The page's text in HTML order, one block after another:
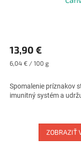
produktu
4,7
5
hviezdičiek.
13,90 €
Jednotková
6,04 € / 100 g
Spomalenie príznakov
imunitný systém a
ZOBRAZIŤ